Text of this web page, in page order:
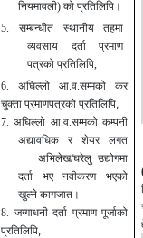
नियमावली) को प्रतिलिपि।
5. सम्बन्धीत स्थानीय तहमा
व्यवसाय दर्ता प्रमाण
पत्रको प्रतिलिपि,
6. अघिल्लो आ.व.सम्मको कर
चुक्ता प्रमाणपत्रको प्रतिलिपि,
7. अघिल्लो आ.व.सम्मको कम्पनी
अद्यावधिक र शेयर लगत
अभिलेख/घरेलु उद्योगमा
दर्ता भए नवीकरण भएको
खुल्ने कागजात।
8. जग्गाधनी दर्ता प्रमाण पूर्जाको
प्रतिलिपि,